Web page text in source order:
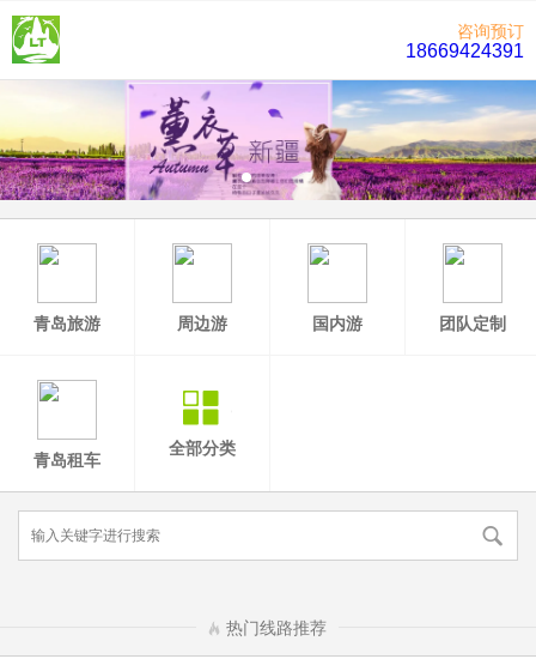
咨询预订
18669424391
青岛旅游 周边游 国内游 团队定制
青岛租车
全部分类
热门线路推荐